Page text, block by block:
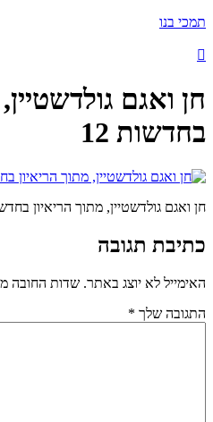
תמכי בנו
חן ואגם
בחדשות 12
חן ואגם גולדשטיין, מתוך הריאיון
כתיבת תגובה
האימייל לא יוצג באתר. שדות החובה
התגובה שלך *